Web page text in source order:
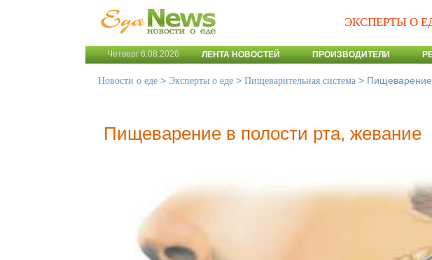
ЭКСПЕРТЫ О
Четверг 6.08.2026 ЛЕНТА НОВОСТЕЙ ПРОИЗВОДИТЕЛИ
Новости о еде > Эксперты о еде > Пищеварительная система > Пищеварение
Пищеварение в полости рта, жевание